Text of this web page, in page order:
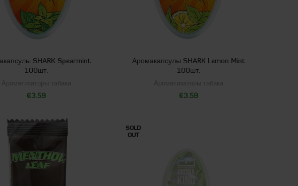
SHARK Spearmint
100шт.
€3.59
Аромакапсулы SHARK Lemon Mint
100шт.
€3.59
SOLD
OUT